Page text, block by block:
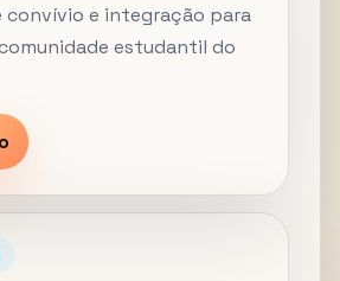
convívio e integração para
estudantil do